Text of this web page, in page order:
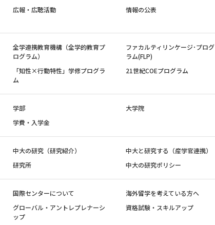
広報・広聴活動 情報の公表
全学連携教育機構（全学的教育プ
ログラム）
ファカルティリンケージ･プログ
ラム(FLP)
「知性×行動特性」学修プログラ
ム
21世紀COEプログラム
学部 大学院
学費・入学金
中大の研究（研究紹介） 中大と研究する（産学官連携）
研究所
中大の研究ポリシー
国際センターについて 海外留学を考えている方へ
グローバル・アントレプレナーシ
ップ
資格試験・スキルアップ